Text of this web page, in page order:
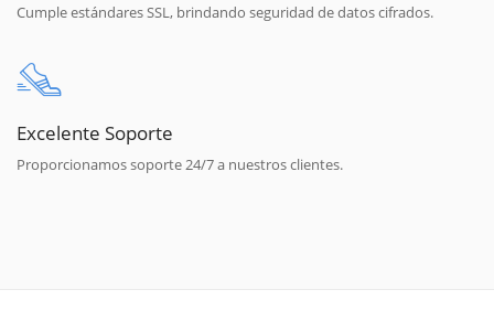
Cumple estándares SSL, brindando seguridad de datos cifrados.
Excelente Soporte
Proporcionamos soporte 24/7 a nuestros clientes.